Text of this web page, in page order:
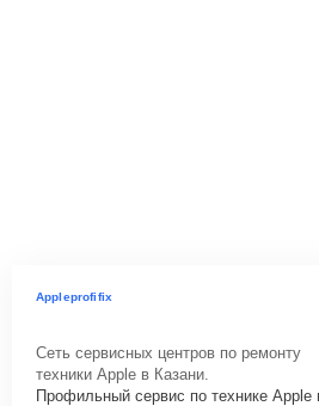
Appleprofifix
Сеть сервисных центров по ремонту
техники Apple в Казани.
Профильный сервис по технике